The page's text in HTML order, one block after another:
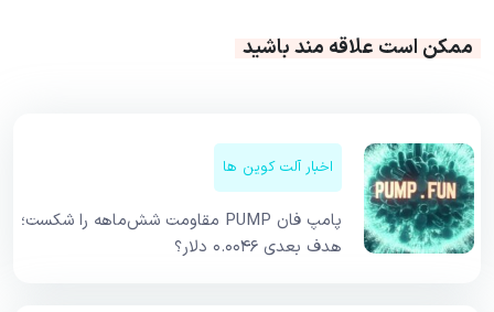
ممکن است علاقه مند باشید
اخبار آلت کوین ها
پامپ فان PUMP مقاومت شش‌ماهه را شکست؛
هدف بعدی ۰.۰۰۴۶ دلار؟